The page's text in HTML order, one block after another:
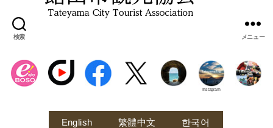
検索
協
会
メニュー
Instagram
English 繁體中文 한국어